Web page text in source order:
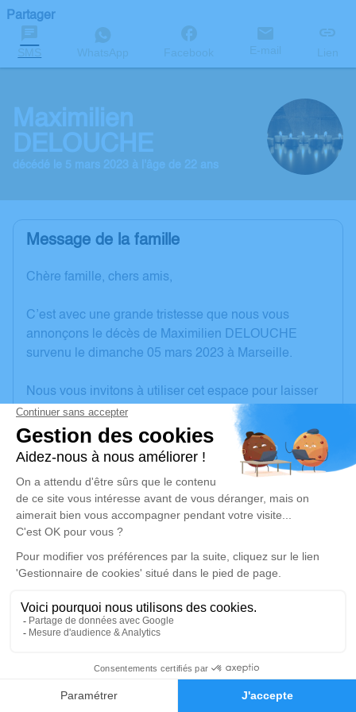
Faire-part Hommages
Partager
SMS WhatsApp Facebook E-mail Lien
Maximilien
DELOUCHE
décédé le 5 mars 2023 à l'âge de 22 ans
Message de la famille
Chère famille, chers amis,
C’est avec une grande tristesse que nous vous
annonçons le décès de Maximilien DELOUCHE
survenu le dimanche 05 mars 2023 à Marseille.
Nous vous invitons à utiliser cet espace pour laisser
vos condoléances, partager des photos souvenirs,
une anecdote ou exprimer vos pensées à travers des
poèmes ou des textes. Cet endroit est un lieu
d'expression dédié à honorer la mémoire de
Maximilien DELOUCHE.
Un service de plantation d’arbre hommage est
disponible ici.
Je rends hommage
Crémation
Crematorium de Domérat
70 Avenue Ambroise Croizat
03410 Domérat